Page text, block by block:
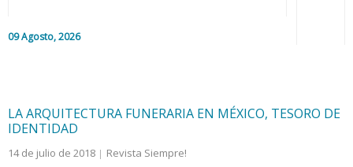
09 Agosto, 2026
LA ARQUITECTURA FUNERARIA EN MÉXICO, TESORO DE
IDENTIDAD
14 de julio de 2018
Revista Siempre!